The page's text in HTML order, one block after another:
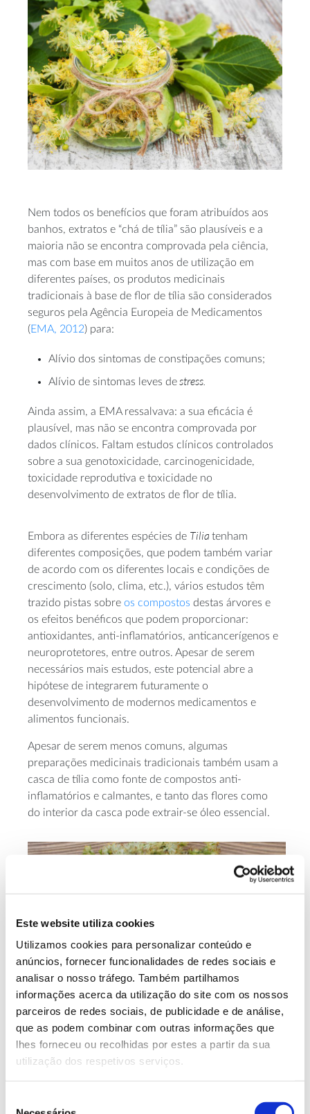
Este website utiliza cookies
Utilizamos cookies para personalizar conteúdo e
anúncios, fornecer funcionalidades de redes sociais e
analisar o nosso tráfego. Também partilhamos
informações acerca da utilização do site com os nossos
parceiros de redes sociais, de publicidade e de análise,
que as podem combinar com outras informações que
lhes forneceu ou recolhidas por estes a partir da sua
utilização dos respetivos serviços.
Nem todos os benefícios que foram atribuídos aos
banhos, extratos e “chá de tília” são plausíveis e a
maioria não se encontra comprovada pela ciência,
mas com base em muitos anos de utilização em
diferentes países, os produtos medicinais
tradicionais à base de flor de tília são considerados
seguros pela Agência Europeia de Medicamentos
(EMA, 2012) para:
Alívio dos sintomas de constipações comuns;
Alívio de sintomas leves destress.
Ainda assim, a EMA ressalvava: a sua eficácia é
plausível, mas não se encontra comprovada por
dados clínicos. Faltam estudos clínicos controlados
sobre a sua genotoxicidade, carcinogenicidade,
toxicidade reprodutiva e toxicidade no
desenvolvimento de extratos de flor de tília.
Embora as diferentes espécies de Tilia tenham
diferentes composições, que podem também variar
de acordo com os diferentes locais e condições de
crescimento (solo, clima, etc.), vários estudos têm
trazido pistas sobre os compostos destas árvores e
os efeitos benéficos que podem proporcionar:
antioxidantes, anti-inflamatórios, anticancerígenos e
neuroprotetores, entre outros. Apesar de serem
necessários mais estudos, este potencial abre a
hipótese de integrarem futuramente o
desenvolvimento de modernos medicamentos e
alimentos funcionais.
Apesar de serem menos comuns, algumas
preparações medicinais tradicionais também usam a
casca de tília como fonte de compostos anti-
inflamatórios e calmantes, e tanto das flores como
do interior da casca pode extrair-se óleo essencial.
Madeira de tília: dos
instrumentos musicais à